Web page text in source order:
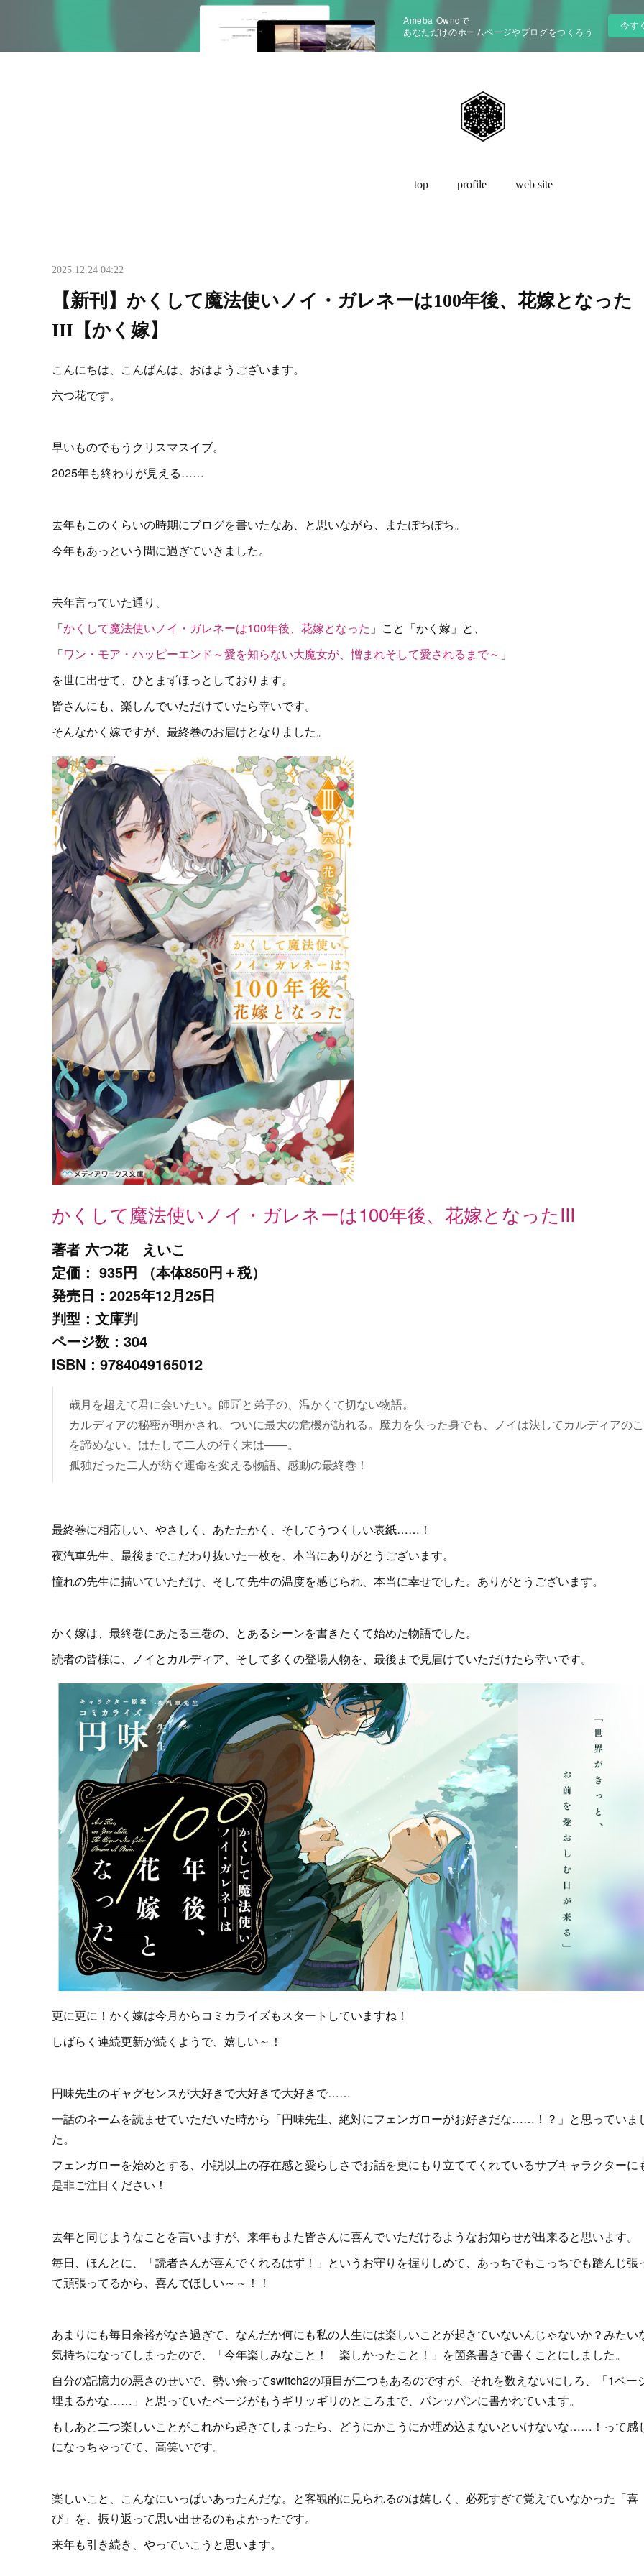
Ameba Owndで
あなただけのホームページやブログをつくろう
今す
top profile web site
2025.12.24 04:22
【新刊】かくして魔法使いノイ・ガレネーは100年後、花嫁となった
III【かく嫁】
こんにちは、こんばんは、おはようございます。
六つ花です。
早いものでもうクリスマスイブ。
2025年も終わりが見える……
去年もこのくらいの時期にブログを書いたなあ、と思いながら、またぽちぽち。
今年もあっという間に過ぎていきました。
去年言っていた通り、
「かくして魔法使いノイ・ガレネーは100年後、花嫁となった 」こと「かく嫁」と、
「ワン・モア・ハッピーエンド～愛を知らない大魔女が、憎まれそして愛されるまで～ 」
を世に出せて、ひとまずほっとしております。
皆さんにも、楽しんでいただけていたら幸いです。
そんなかく嫁ですが、最終巻のお届けとなりました。
かくして魔法使いノイ・ガレネーは100年後、花嫁となったIII
著者 六つ花 えいこ
定価： 935円 （本体850円＋税）
発売日：2025年12月25日
判型：文庫判
ページ数：304
ISBN：9784049165012
歳月を超えて君に会いたい。師匠と弟子の、温かくて切ない物語。
カルディアの秘密が明かされ、ついに最大の危機が訪れる。魔力を失った身でも、ノイは決してカルディアの
を諦めない。はたして二人の行く末は――。
孤独だった二人が紡ぐ運命を変える物語、感動の最終巻！
最終巻に相応しい、やさしく、あたたかく、そしてうつくしい表紙……！
夜汽車先生、最後までこだわり抜いた一枚を、本当にありがとうございます。
憧れの先生に描いていただけ、そして先生の温度を感じられ、本当に幸せでした。ありがとうございます。
かく嫁は、最終巻にあたる三巻の、とあるシーンを書きたくて始めた物語でした。
読者の皆様に、ノイとカルディア、そして多くの登場人物を、最後まで見届けていただけたら幸いです。
更に更に！かく嫁は今月からコミカライズもスタートしていますね！
しばらく連続更新が続くようで、嬉しい～！
円味先生のギャグセンスが大好きで大好きで大好きで……
一話のネームを読ませていただいた時から「円味先生、絶対にフェンガローがお好きだな……！？」と思っていま
た。
フェンガローを始めとする、小説以上の存在感と愛らしさでお話を更にもり立ててくれているサブキャラクターに
是非ご注目ください！
去年と同じようなことを言いますが、来年もまた皆さんに喜んでいただけるようなお知らせが出来ると思います。
毎日、ほんとに、「読者さんが喜んでくれるはず！」というお守りを握りしめて、あっちでもこっちでも踏んじ張
て頑張ってるから、喜んでほしい～～！！
あまりにも毎日余裕がなさ過ぎて、なんだか何にも私の人生には楽しいことが起きていないんじゃないか？みたい
気持ちになってしまったので、「今年楽しみなこと！ 楽しかったこと！」を箇条書きで書くことにしました。
自分の記憶力の悪さのせいで、勢い余ってswitch2の項目が二つもあるのですが、それを数えないにしろ、「1ペー
埋まるかな……」と思っていたページがもうギリッギリのところまで、パンッパンに書かれています。
もしあと二つ楽しいことがこれから起きてしまったら、どうにかこうにか埋め込まないといけないな……！って感
になっちゃってて、高笑いです。
楽しいこと、こんなにいっぱいあったんだな。と客観的に見られるのは嬉しく、必死すぎて覚えていなかった「喜
び」を、振り返って思い出せるのもよかったです。
来年も引き続き、やっていこうと思います。